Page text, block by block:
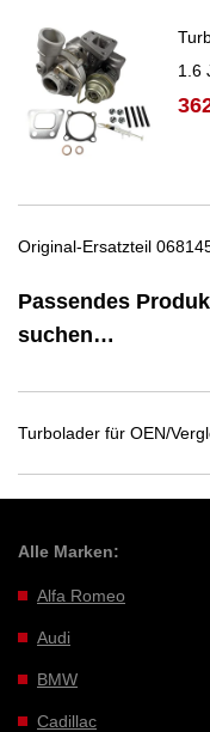
1.6
Original-Ersatzteil
Passendes
suchen…
Turbolader für OEN/
Alle Marken:
Alfa Romeo
Audi
BMW
Cadillac